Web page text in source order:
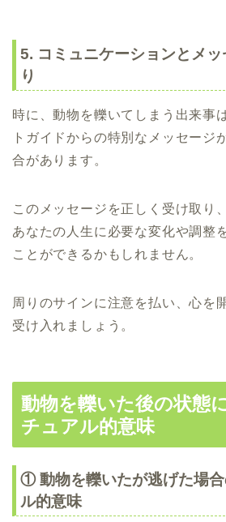
5. コミュニケーションとメ
り
時に、動物を轢いてしまう出来事
トガイドからの特別なメッセージ
合があります。
このメッセージを正しく受け取り
あなたの人生に必要な変化や調整
ことができるかもしれません。
周りのサインに注意を払い、心を
受け入れましょう。
動物を轢いた後の状態
チュアル的意味
① 動物を轢いたが逃げた場
ル的意味